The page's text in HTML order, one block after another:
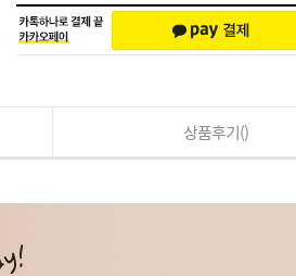
상품후기()